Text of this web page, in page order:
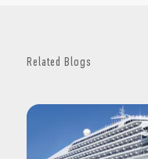
Related Blogs